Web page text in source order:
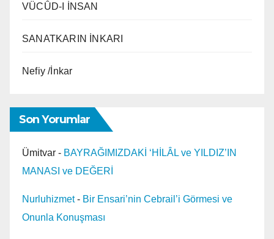
VÜCÛD-I İNSAN
SANATKARIN İNKARI
Nefiy /İnkar
Son Yorumlar
Ümitvar - BAYRAĞIMIZDAKİ ‘HİLÂL ve YILDIZ’IN
MANASI ve DEĞERİ
Nurluhizmet- Bir Ensari’nin Cebrail’i Görmesi ve
Onunla Konuşması